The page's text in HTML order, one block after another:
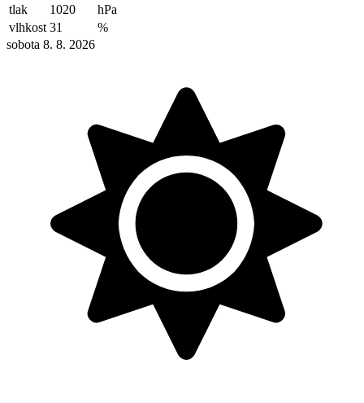
tlak
1020
hPa
vlhkost 31
%
sobota 8. 8. 2026